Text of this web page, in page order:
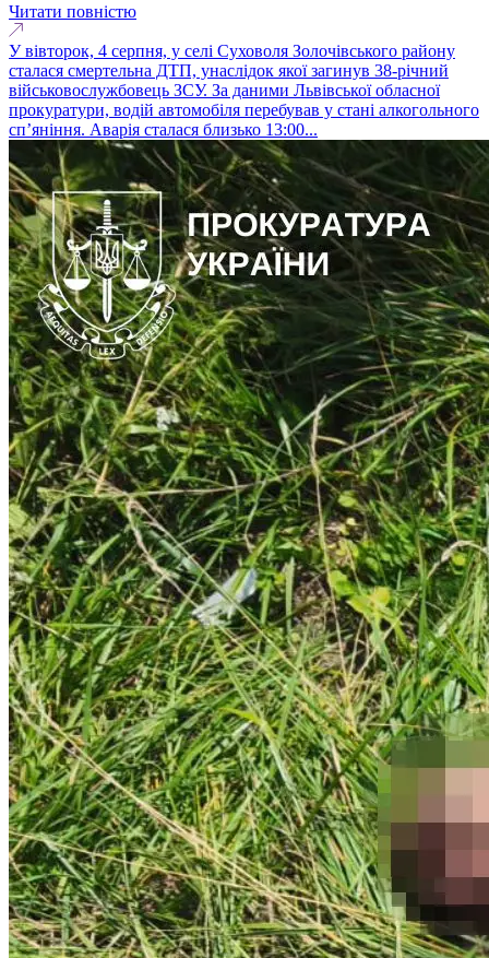
Читати повністю
У вівторок, 4 серпня, у селі Суховоля Золочівського району
сталася смертельна ДТП, унаслідок якої загинув 38-річний
військовослужбовець ЗСУ. За даними Львівської обласної
прокуратури, водій автомобіля перебував у стані алкогольного
сп’яніння. Аварія сталася близько 13:00...